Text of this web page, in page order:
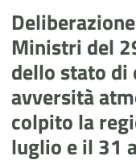
Ministri del
dello stato di
avversità
colpito la
luglio e il 31